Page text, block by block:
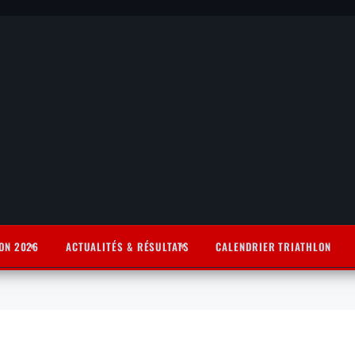
2026 ACTUALITÉS & RÉSULTATS CALENDRIER TRIATHLON